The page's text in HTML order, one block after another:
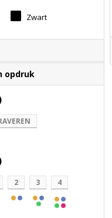
Zwart
opdruk
2 3 4